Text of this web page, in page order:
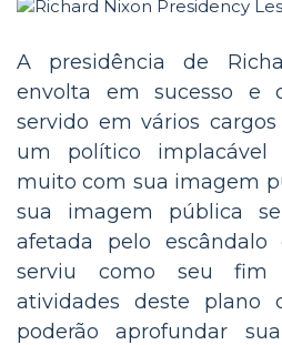
A presidência de
envolta em sucesso e
servido em vários
um político implacável
muito com sua imagem
sua imagem pública
afetada pelo
serviu como seu fim
atividades deste plano
poderão aprofundar